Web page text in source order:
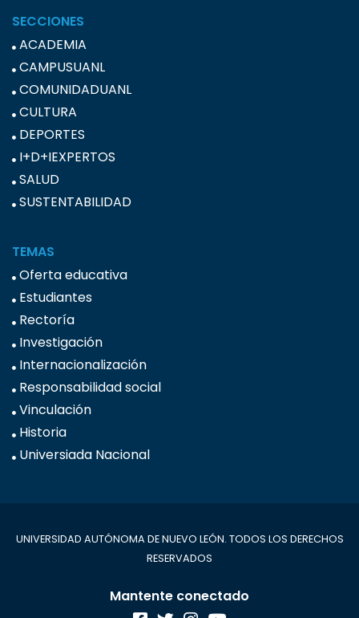
SECCIONES
ACADEMIA
CAMPUSUANL
COMUNIDADUANL
CULTURA
DEPORTES
I+D+IEXPERTOS
SALUD
SUSTENTABILIDAD
TEMAS
Oferta educativa
Estudiantes
Rectoría
Investigación
Internacionalización
Responsabilidad social
Vinculación
Historia
Universiada Nacional
UNIVERSIDAD AUTÓNOMA DE NUEVO LEÓN. TODOS LOS DERECHOS
RESERVADOS
Mantente conectado